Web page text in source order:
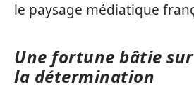
le paysage médiatique
Une fortune bâtie
la détermination